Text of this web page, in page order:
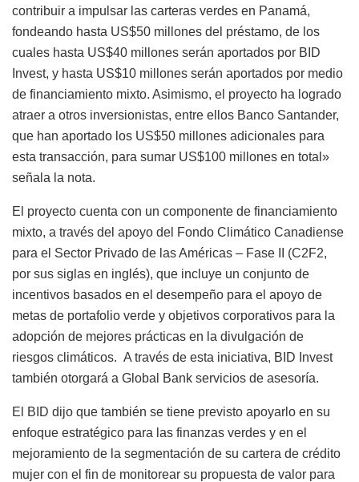
contribuir a impulsar las carteras verdes en Panamá,
fondeando hasta US$50 millones del préstamo, de los
cuales hasta US$40 millones serán aportados por BID
Invest, y hasta US$10 millones serán aportados por medio
de financiamiento mixto. Asimismo, el proyecto ha logrado
atraer a otros inversionistas, entre ellos Banco Santander,
que han aportado los US$50 millones adicionales para
esta transacción, para sumar US$100 millones en total»
señala la nota.
El proyecto cuenta con un componente de financiamiento
mixto, a través del apoyo del Fondo Climático Canadiense
para el Sector Privado de las Américas – Fase II (C2F2,
por sus siglas en inglés), que incluye un conjunto de
incentivos basados en el desempeño para el apoyo de
metas de portafolio verde y objetivos corporativos para la
adopción de mejores prácticas en la divulgación de
riesgos climáticos. A través de esta iniciativa, BID Invest
también otorgará a Global Bank servicios de asesoría.
El BID dijo que también se tiene previsto apoyarlo en su
enfoque estratégico para las finanzas verdes y en el
mejoramiento de la segmentación de su cartera de crédito
mujer con el fin de monitorear su propuesta de valor para